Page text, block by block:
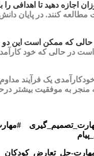
دهید تا اهدافی را
کنند. در پایان
که ممکن است این دو
در حالی که خود
یک فرآیند
منجر به موفقیت بیشتر